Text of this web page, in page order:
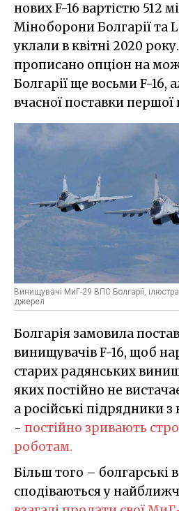
нових F-16 вартістю 512
Міноборони Болгарії та
уклали в квітні 2020
прописано опціон на
Болгарії ще восьми F-16,
вчасної поставки першої
Винищувачі МиГ-29 ВПС Болгарії,
джерел
Болгарія замовила
винищувачів F-16, щоб
старих радянських
яких постійно не
а російські підрядники
- постійно зривають
роботам.
Більш того – болгарські
сподіваються у